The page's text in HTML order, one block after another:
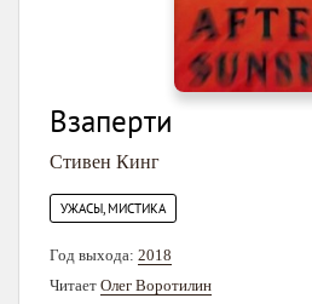
Взаперти
Стивен Кинг
УЖАСЫ, МИСТИКА
Год выхода: 2018
Читает Олег Воротилин